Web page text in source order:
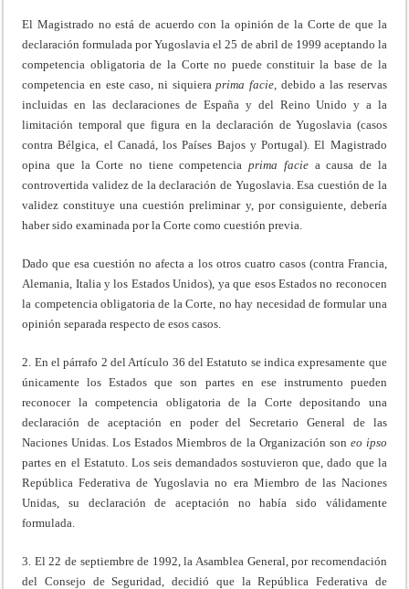
El Magistrado no está de acuerdo con la opinión de la Corte de que la
declaración formulada por Yugoslavia el 25 de abril de 1999 aceptando la
competencia obligatoria de la Corte no puede constituir la base de la
competencia en este caso, ni siquieraprimafacie, debido a las reservas
incluidas en las declaraciones de España y del Reino Unido y a la
limitación temporal que figura en la declaración de Yugoslavia (casos
contra Bélgica, el Canadá, los Países Bajos y Portugal). El Magistrado
opina que la Corte no tiene competenciaprima faciea causa de la
controvertida validez de la declaración de Yugoslavia. Esa cuestión de la
validez constituye una cuestión preliminar y, por consiguiente, debería
haber sido examinada por la Corte como cuestión previa.
Dado que esa cuestión no afecta a los otros cuatro casos (contra Francia,
Alemania, Italia y los Estados Unidos), ya que esos Estados no reconocen
la competencia obligatoria de la Corte, no hay necesidad de formular una
opinión separada respecto de esos casos.
2. En el párrafo 2 del Artículo 36 del Estatuto se indica expresamente que
únicamente los Estados que son partes en ese instrumento pueden
reconocer la competencia obligatoria de la Corte depositando una
declaración de aceptación en poder del Secretario General de las
Naciones Unidas. Los Estados Miembros de la Organización son eo ipso
partes en el Estatuto. Los seis demandados sostuvieron que, dado que la
República Federativa de Yugoslavia no era Miembro de las Naciones
Unidas, su declaración de aceptación no había sido válidamente
formulada.
3. El 22 de septiembre de 1992, la Asamblea General, por recomendación
del Consejo de Seguridad, decidió que la República Federativa de